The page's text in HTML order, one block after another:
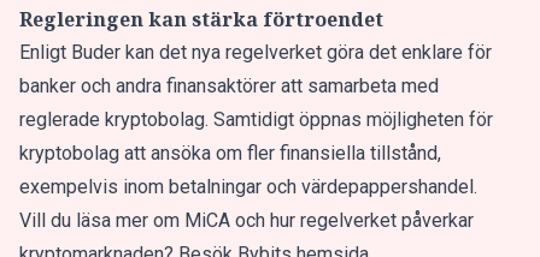
Regleringen kan stärka förtroendet
Enligt Buder kan det nya regelverket göra det enklare för
banker och andra finansaktörer att samarbeta med
reglerade kryptobolag. Samtidigt öppnas möjligheten för
kryptobolag att ansöka om fler finansiella tillstånd,
exempelvis inom betalningar och värdepappershandel.
Vill du läsa mer om MiCA och hur regelverket påverkar